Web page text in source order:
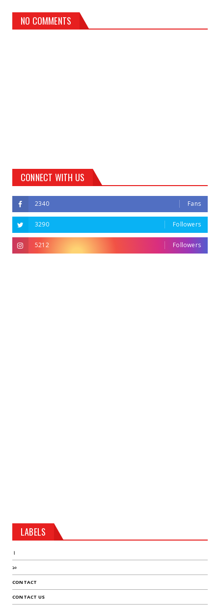
NO COMMENTS
CONNECT WITH US
2340 Fans
3290 Followers
5212 Followers
LABELS
।
১০
CONTACT
CONTACT US